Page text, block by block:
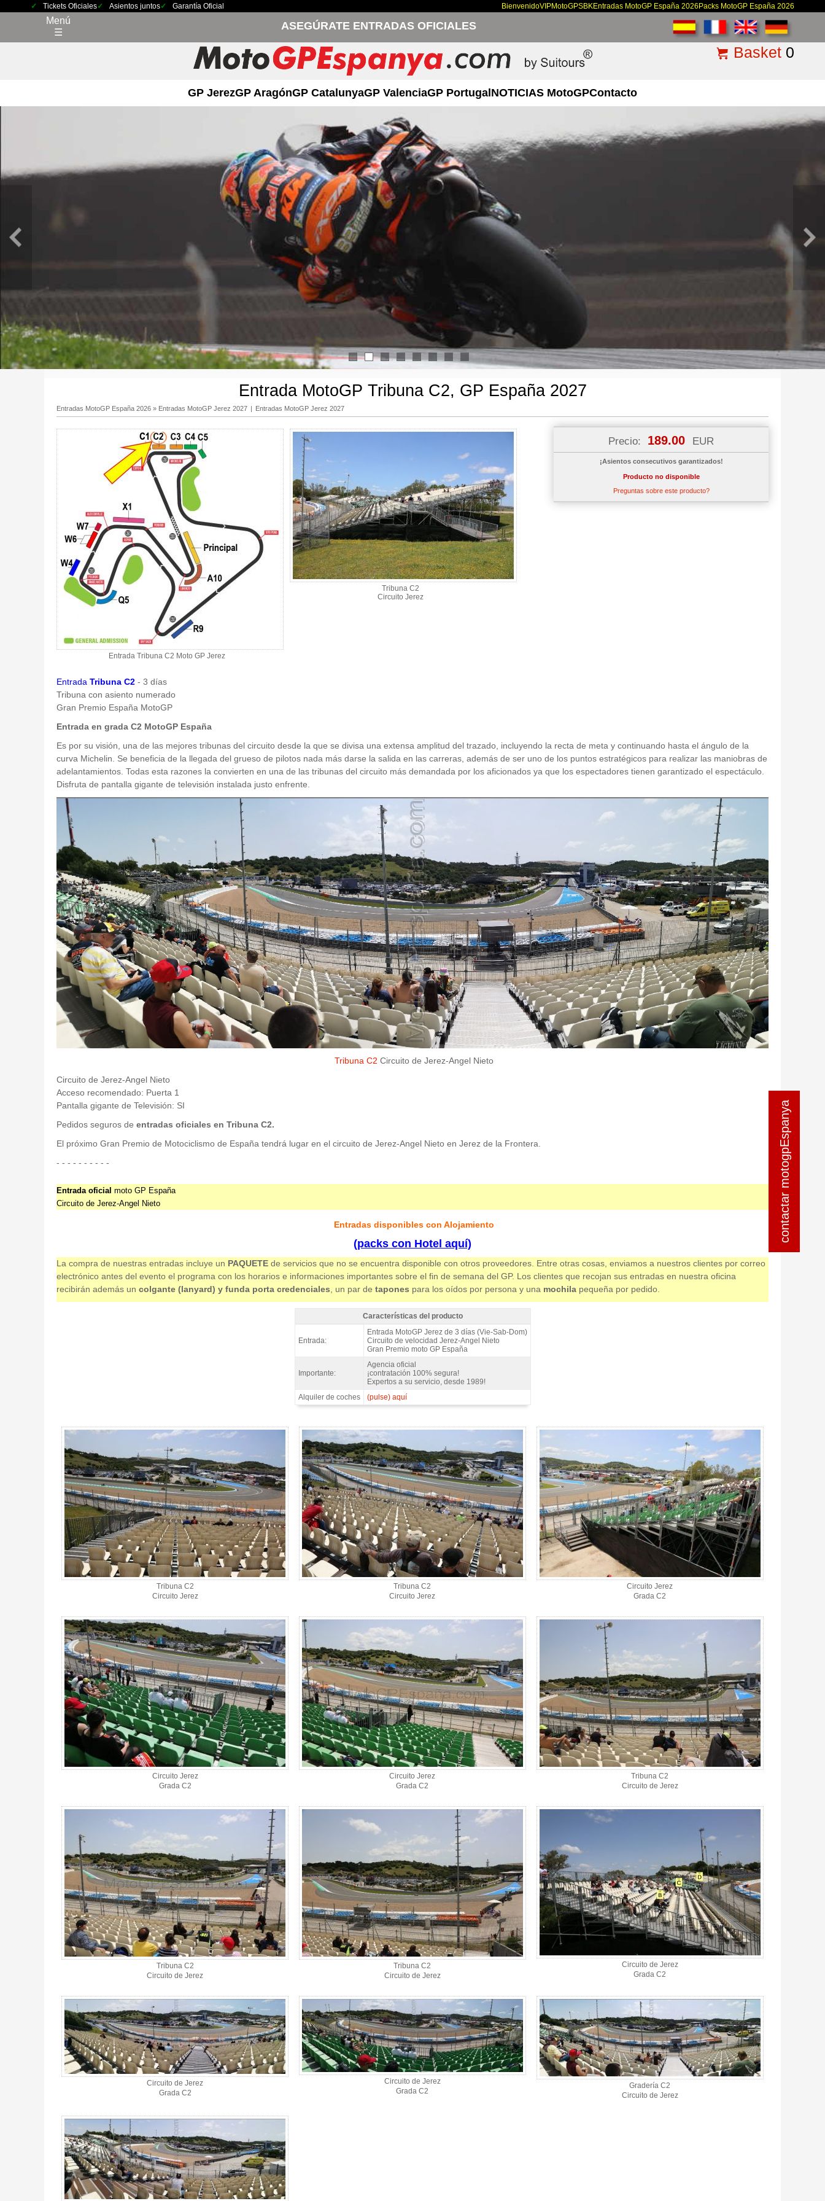
Tickets Oficiales Asientos juntos Garantía Oficial BienvenidoVIPMotoGPSBKEntradas MotoGP España 2026 Packs MotoGP España 2026
Menú
☰
ASEGÚRATE ENTRADAS OFICIALES
Basket 0
GP JerezGP AragónGP CatalunyaGP ValenciaGP PortugalNOTICIAS MotoGPContacto
1 3 4
contactar motogpEspanya
contactar motogpEspanya
Entrada MotoGP Tribuna C2, GP España 2027
Entradas MotoGP España 2026 » Entradas MotoGP Jerez 2027 | Entradas MotoGP Jerez 2027
Entrada Tribuna C2 Moto GP Jerez
Tribuna C2
Circuito Jerez
Precio: 189.00 EUR
¡Asientos consecutivos garantizados!
Producto no disponible
Preguntas sobre este producto?
Entrada Tribuna C2 - 3 días
Tribuna con asiento numerado
Gran Premio España MotoGP
Entrada en grada C2 MotoGP España
Es por su visión, una de las mejores tribunas del circuito desde la que se divisa una extensa amplitud del trazado, incluyendo la recta de meta y continuando hasta el ángulo de la
curva Michelin. Se beneficia de la llegada del grueso de pilotos nada más darse la salida en las carreras, además de ser uno de los puntos estratégicos para realizar las maniobras de
adelantamientos. Todas esta razones la convierten en una de las tribunas del circuito más demandada por los aficionados ya que los espectadores tienen garantizado el espectáculo.
Disfruta de pantalla gigante de televisión instalada justo enfrente.
Tribuna C2 Circuito de Jerez-Angel Nieto
Circuito de Jerez-Angel Nieto
Acceso recomendado: Puerta 1
Pantalla gigante de Televisión: SI
Pedidos seguros de entradas oficiales en Tribuna C2.
El próximo Gran Premio de Motociclismo de España tendrá lugar en el circuito de Jerez-Angel Nieto en Jerez de la Frontera.
- - - - - - - - - -
Entrada oficial moto GP España
Circuito de Jerez-Angel Nieto
Entradasdisponibles con Alojamiento
(packs con Hotel aquí)
La compra de nuestras entradas incluye un PAQUETE de servicios que no se encuentra disponible con otros proveedores. Entre otras cosas, enviamos a nuestros clientes por correo
electrónico antes del evento el programa con los horarios e informaciones importantes sobre el fin de semana del GP. Los clientes que recojan sus entradas en nuestra oficina
recibirán además un colgante (lanyard) y funda porta credenciales, un par de tapones para los oídos por persona y una mochila pequeña por pedido.
Entrada MotoGP Tribuna C2, GP España 2027 - Características del producto
Características del producto
Entrada:
Entrada MotoGP Jerez de 3 días (Vie-Sab-Dom)
Circuito de velocidad Jerez-Angel Nieto
Gran Premio moto GP España
Importante:
Agencia oficial
¡contratación 100% segura!
Expertos a su servicio, desde 1989!
Alquiler de coches
(pulse) aquí
Tribuna C2
Circuito Jerez
Tribuna C2
Circuito Jerez
Circuito Jerez
Grada C2
Circuito Jerez
Grada C2
Circuito Jerez
Grada C2
Tribuna C2
Circuito de Jerez
Tribuna C2
Circuito de Jerez
Tribuna C2
Circuito de Jerez
Circuito de Jerez
Grada C2
Circuito de Jerez
Grada C2
Circuito de Jerez
Grada C2
Gradería C2
Circuito de Jerez